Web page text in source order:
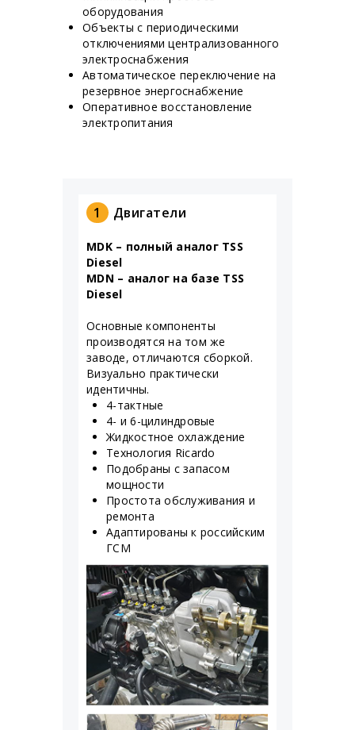
оборудования
Объекты с периодическими
отключениями централизованного
электроснабжения
Автоматическое переключение на
резервное энергоснабжение
Оперативное восстановление
электропитания
1 Двигатели
MDK – полный аналог TSS
Diesel
MDN – аналог на базе TSS
Diesel
Основные компоненты
производятся на том же
заводе, отличаются сборкой.
Визуально практически
идентичны.
4-тактные
4- и 6-цилиндровые
Жидкостное охлаждение
Технология Ricardo
Подобраны с запасом
мощности
Простота обслуживания и
ремонта
Адаптированы к российским
ГСМ